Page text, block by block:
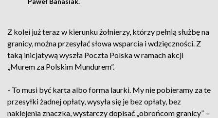
Z kolei już teraz w kierunku żołnierzy, którzy pełnią służbę na
granicy, można przesyłać słowa wsparcia i wdzięczności. Z
taką inicjatywą wyszła Poczta Polska w ramach akcji
„Murem za Polskim Mundurem”.
- To musi być karta albo forma laurki. My nie pobieramy za te
przesyłki żadnej opłaty, wysyła się je bez opłaty, bez
naklejenia znaczka, wystarczy dopisać „obrońcom granicy” –